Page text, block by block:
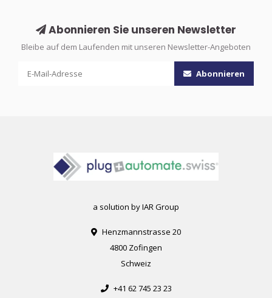
Abonnieren Sie unseren Newsletter
Bleibe auf dem Laufenden mit unseren Newsletter-Angeboten
Abonnieren
a solution by IAR Group
Henzmannstrasse 20
4800 Zofingen
Schweiz
+41 62 745 23 23